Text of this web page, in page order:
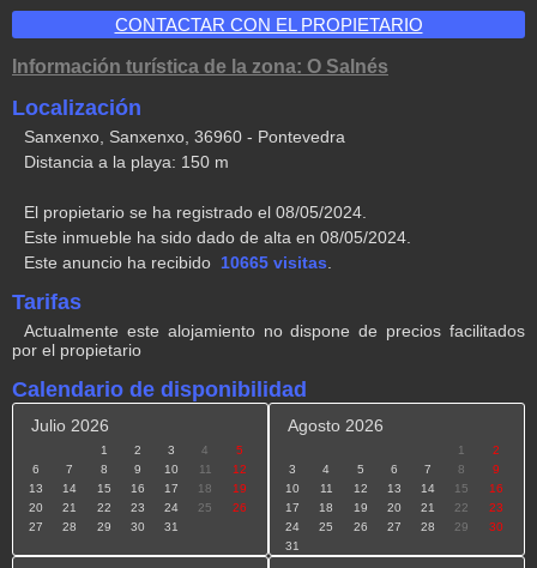
CONTACTAR CON EL PROPIETARIO
Información turística de la zona: O Salnés
Localización
Sanxenxo, Sanxenxo, 36960 - Pontevedra
Distancia a la playa: 150 m
El propietario se ha registrado el 08/05/2024.
Este inmueble ha sido dado de alta en 08/05/2024.
Este anuncio ha recibido 10665 visitas.
Tarifas
Actualmente este alojamiento no dispone de precios facilitados
por el propietario
Calendario de disponibilidad
Julio 2026
1 2 3 4
5
6
7 8 9 10 11
12
13
14 15 16 17 18
19
20
21 22 23 24 25
26
27
28 29 30 31
Agosto 2026
1
2
3
4 5 6 7 8
9
10
11 12 13 14 15
16
17
18 19 20 21 22
23
24
25 26 27 28 29
30
31